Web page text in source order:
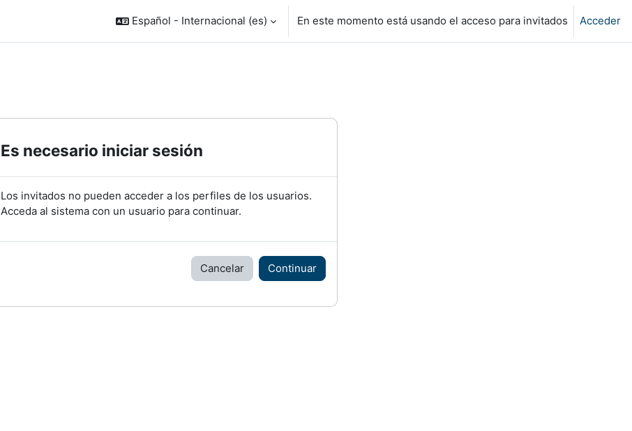
Español - Internacional ‎(es)‎ En este momento está usando el acceso para invitados Acceder
Es necesario iniciar sesión
Los invitados no pueden acceder a los perfiles de los usuarios.
Acceda al sistema con un usuario para continuar.
Cancelar Continuar